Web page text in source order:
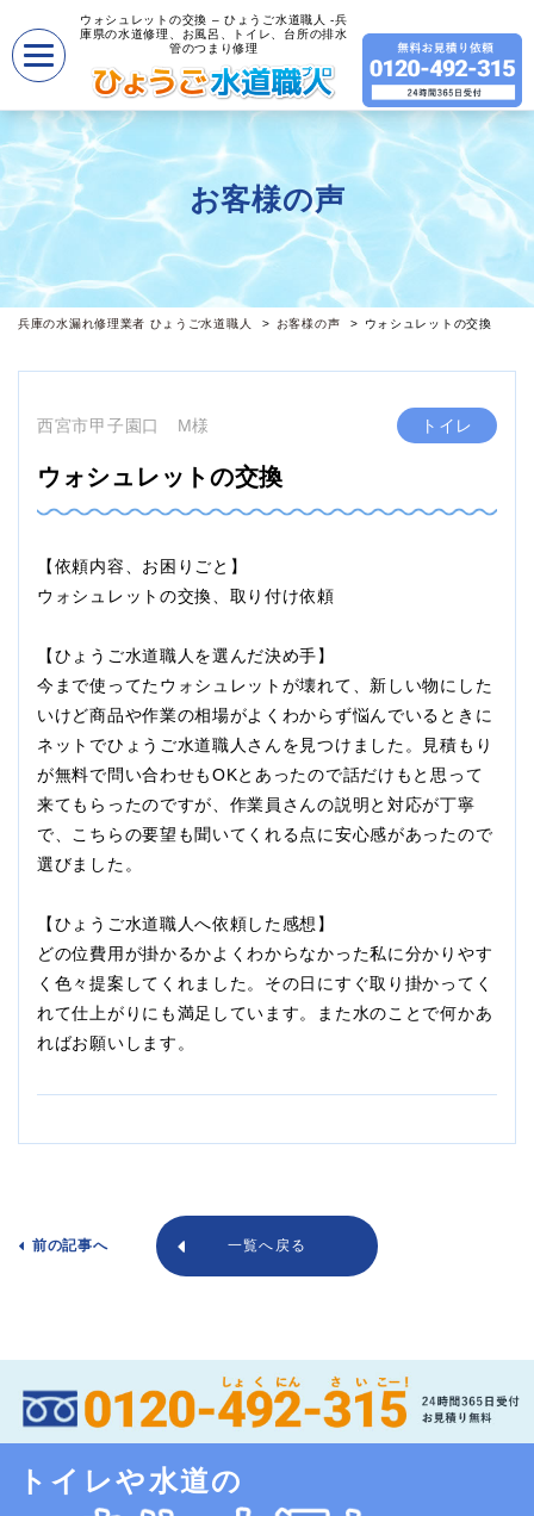
ウォシュレットの交換 – ひょうご水道職人 -兵
庫県の水道修理、お風呂、トイレ、台所の排水
管のつまり修理
お客様の声
兵庫の水漏れ修理業者 ひょうご水道職人 お客様の声 ウォシュレットの交換
西宮市甲子園口 M様 トイレ
ウォシュレットの交換
【依頼内容、お困りごと】
ウォシュレットの交換、取り付け依頼
【ひょうご水道職人を選んだ決め手】
今まで使ってたウォシュレットが壊れて、新しい物にした
いけど商品や作業の相場がよくわからず悩んでいるときに
ネットでひょうご水道職人さんを見つけました。見積もり
が無料で問い合わせもOKとあったので話だけもと思って
来てもらったのですが、作業員さんの説明と対応が丁寧
で、こちらの要望も聞いてくれる点に安心感があったので
選びました。
【ひょうご水道職人へ依頼した感想】
どの位費用が掛かるかよくわからなかった私に分かりやす
く色々提案してくれました。その日にすぐ取り掛かってく
れて仕上がりにも満足しています。また水のことで何かあ
ればお願いします。
前の記事へ 一覧へ戻る
トイレや水道の